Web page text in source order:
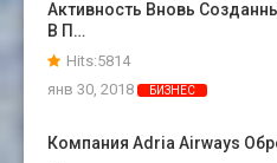
Активность Вновь
В П…
Hits:5814
янв 30, 2018
БИЗНЕС
Компания Adria Airways